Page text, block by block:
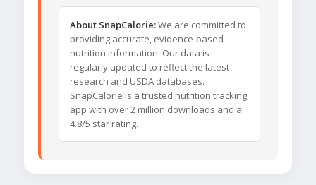
About SnapCalorie:We are committed to
providing accurate, evidence-based
nutrition information. Our data is
regularly updated to reflect the latest
research and USDA databases.
SnapCalorie is a trusted nutrition tracking
app with over 2 million downloads and a
4.8/5 star rating.